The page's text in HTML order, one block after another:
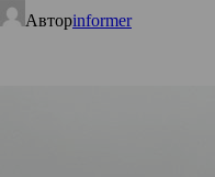
Авторinformer